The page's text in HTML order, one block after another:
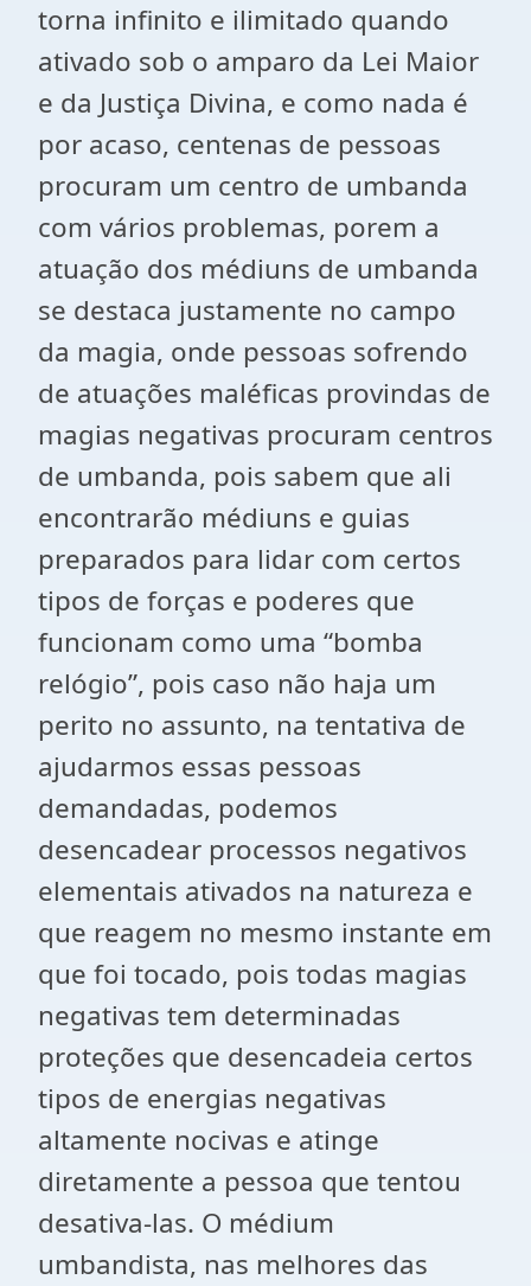
torna infinito e ilimitado quando
ativado sob o amparo da Lei Maior
e da Justiça Divina, e como nada é
por acaso, centenas de pessoas
procuram um centro de umbanda
com vários problemas, porem a
atuação dos médiuns de umbanda
se destaca justamente no campo
da magia, onde pessoas sofrendo
de atuações maléficas provindas de
magias negativas procuram centros
de umbanda, pois sabem que ali
encontrarão médiuns e guias
preparados para lidar com certos
tipos de forças e poderes que
funcionam como uma “bomba
relógio”, pois caso não haja um
perito no assunto, na tentativa de
ajudarmos essas pessoas
demandadas, podemos
desencadear processos negativos
elementais ativados na natureza e
que reagem no mesmo instante em
que foi tocado, pois todas magias
negativas tem determinadas
proteções que desencadeia certos
tipos de energias negativas
altamente nocivas e atinge
diretamente a pessoa que tentou
desativa-las. O médium
umbandista, nas melhores das